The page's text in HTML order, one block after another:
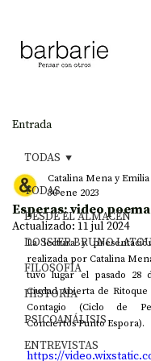
Entrada
TODAS
DESDE EL ALMACÉN
DOSSIER BRUNO
FILOSOFÍA
HISTORIA
PSICOANÁLISIS
ENTREVISTAS
TODAS
Esperas: video
Catalina Mena y
30 ene 2023
Actualizado: 11 jul 2024
La lectura y
realizada por Catalina
tuvo lugar el pasado 28
Ciudad Abierta de
Contagio (Ciclo de
Conciertos Punto Espora).
https://